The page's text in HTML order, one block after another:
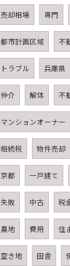
売却相場 専門
都市計画区域 不
トラブル 兵庫県
仲介 解体 不
マンションオーナー
相続税 物件売却
京都 一戸建て
失敗 中古 税
農地 費用 住
空き地 田舎